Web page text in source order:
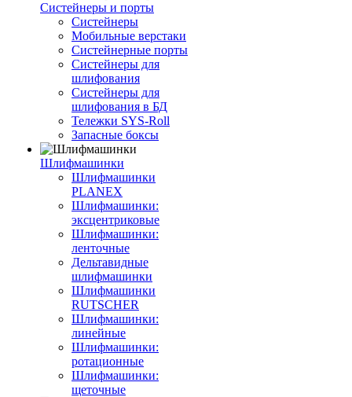
Систейнеры и порты
Систейнеры
Мобильные верстаки
Систейнерные порты
Систейнеры для
шлифования
Систейнеры для
шлифования в БД
Тележки SYS-Roll
Запасные боксы
Шлифмашинки
Шлифмашинки
PLANEX
Шлифмашинки:
эксцентриковые
Шлифмашинки:
ленточные
Дельтавидные
шлифмашинки
Шлифмашинки
RUTSCHER
Шлифмашинки:
линейные
Шлифмашинки:
ротационные
Шлифмашинки:
щеточные